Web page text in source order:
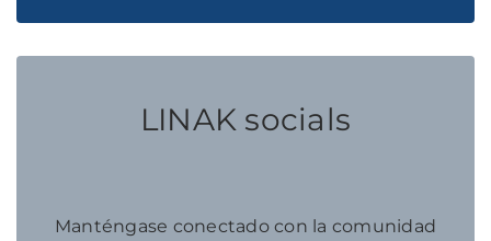
LINAK socials
Manténgase conectado con la comunidad